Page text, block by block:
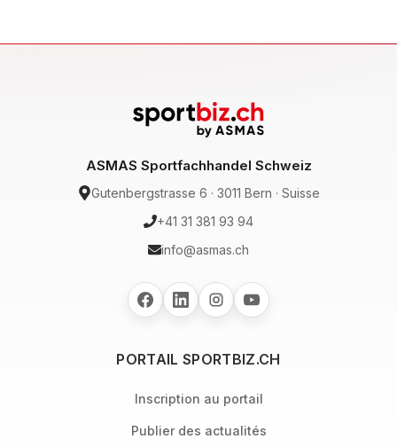
ASMAS Sportfachhandel Schweiz
Gutenbergstrasse 6 · 3011 Bern · Suisse
+41 31 381 93 94
info@asmas.ch
PORTAIL SPORTBIZ.CH
Inscription au portail
Publier des actualités